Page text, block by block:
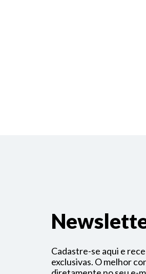
Cadastre-se aqui e
exclusivas. O melhor